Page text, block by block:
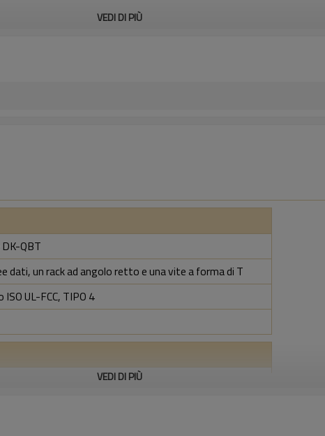
VEDI DI PIÙ
QBT
dati, un rack ad angolo retto e una vite a forma di T
UL-FCC, TIPO 4
VEDI DI PIÙ